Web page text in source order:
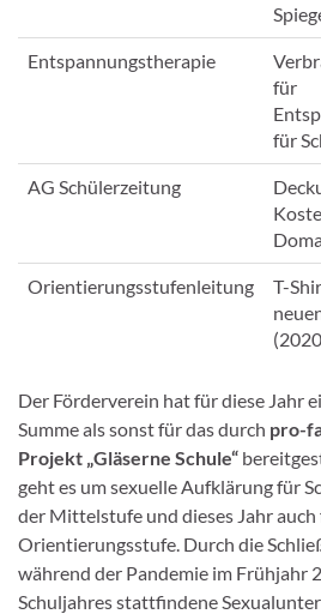
Entspannungstherapie
für
für
AG Schülerzeitung
Orientierungsstufenleitung
T-
Der Förderverein hat für diese Jahr
Summe als sonst für das durch pro-
Projekt „Gläserne Schule“
geht es um sexuelle Aufklärung für
der Mittelstufe und dieses Jahr auch
Orientierungsstufe. Durch die
während der Pandemie im Frühjahr
Schuljahres stattfindene